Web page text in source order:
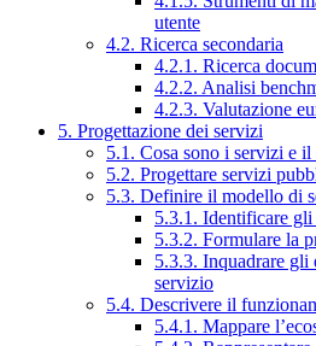
utente
4.2. Ricerca secondaria
4.2.1. Ricerca
4.2.2. Analisi
4.2.3. Valutazione
5. Progettazione dei servizi
5.1. Cosa sono i servizi e il
5.2. Progettare servizi
5.3. Definire il modello di
5.3.1. Identificare
5.3.2. Formulare la
5.3.3. Inquadrare gli
servizio
5.4. Descrivere il
5.4.1. Mappare